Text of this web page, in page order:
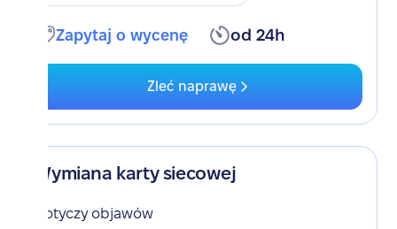
Zapytaj o wycenę od 24h
Zleć naprawę
Wymiana karty siecowej
Dotyczy objawów